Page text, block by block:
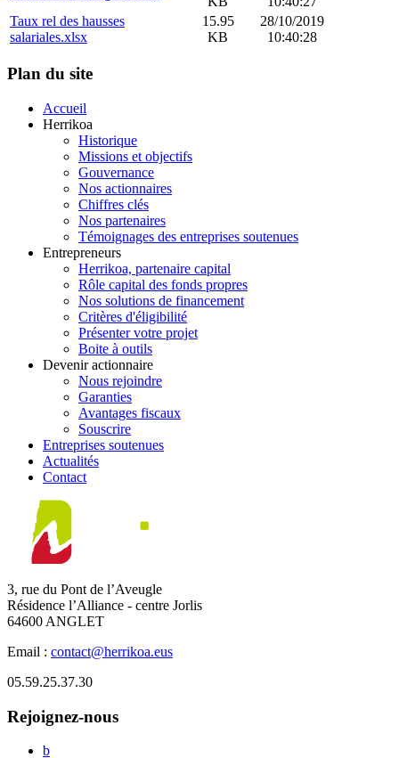
Taux rel des hausses
salariales.xlsx
15.95
KB
28/10/2019
10:40:28
Plan du site
Accueil
Herrikoa
Historique
Missions et objectifs
Gouvernance
Nos actionnaires
Chiffres clés
Nos partenaires
Témoignages des entreprises soutenues
Entrepreneurs
Herrikoa, partenaire capital
Rôle capital des fonds propres
Nos solutions de financement
Critères d'éligibilité
Présenter votre projet
Boite à outils
Devenir actionnaire
Nous rejoindre
Garanties
Avantages fiscaux
Souscrire
Entreprises soutenues
Actualités
Contact
3, rue du Pont de l’Aveugle
Résidence l’Alliance - centre Jorlis
64600 ANGLET
Email : contact@herrikoa.eus
05.59.25.37.30
Rejoignez-nous
b